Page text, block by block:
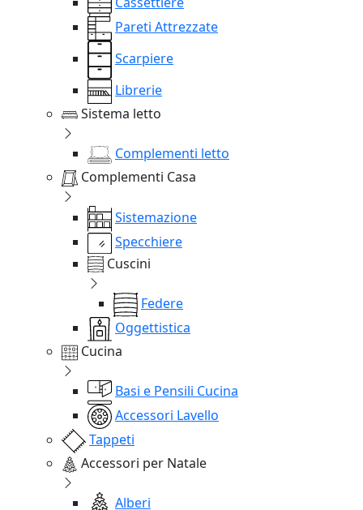
Pareti Attrezzate
Scarpiere
Librerie
Sistema letto
Complementi letto
Complementi Casa
Sistemazione
Specchiere
Cuscini
Federe
Oggettistica
Cucina
Basi e Pensili Cucina
Accessori Lavello
Tappeti
Accessori per Natale
Alberi